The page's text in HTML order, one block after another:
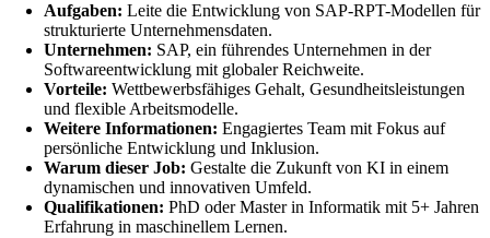
Aufgaben: Leite die Entwicklung von SAP-RPT-Modellen für
strukturierte Unternehmensdaten.
Unternehmen: SAP, ein führendes Unternehmen in der
Softwareentwicklung mit globaler Reichweite.
Vorteile: Wettbewerbsfähiges Gehalt, Gesundheitsleistungen
und flexible Arbeitsmodelle.
Weitere Informationen: Engagiertes Team mit Fokus auf
persönliche Entwicklung und Inklusion.
Warum dieser Job: Gestalte die Zukunft von KI in einem
dynamischen und innovativen Umfeld.
Qualifikationen: PhD oder Master in Informatik mit 5+ Jahren
Erfahrung in maschinellem Lernen.